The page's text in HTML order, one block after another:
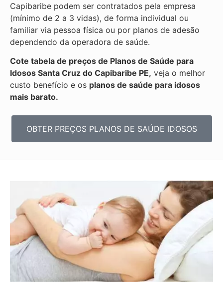
Capibaribe podem ser contratados pela empresa
(mínimo de 2 a 3 vidas), de forma individual ou
familiar via pessoa física ou por planos de adesão
dependendo da operadora de saúde.
Cote tabela de preços de Planos de Saúde para
Idosos Santa Cruz do Capibaribe PE, veja o melhor
custo benefício e os planos de saúde para idosos
mais barato.
OBTER PREÇOS PLANOS DE SAÚDE IDOSOS